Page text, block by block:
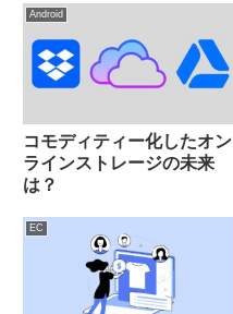
Android
コモディティー化したオン
ラインストレージの未来
は？
EC